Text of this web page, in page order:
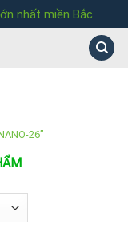
nhất miền Bắc.
26”